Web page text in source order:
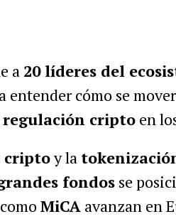
a 20 líderes del
entender cómo se
criptoen
criptoy la
fondosse
MiCAavanzan en